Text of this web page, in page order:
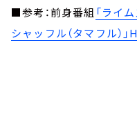
■参考：前身番組 「ライ
シャッフル（タマフル）」